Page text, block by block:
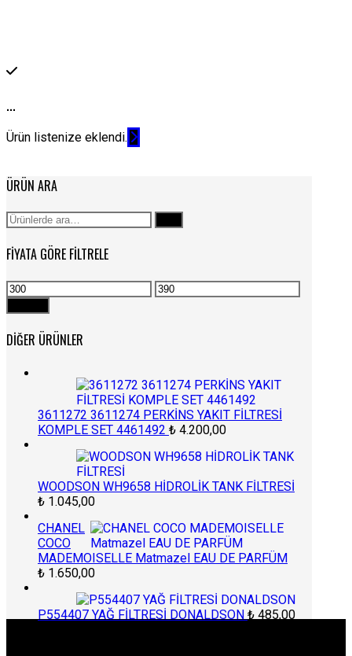
...
Ürün listenize eklendi.
ÜRÜN ARA
Ara:
FIYATA GÖRE FILTRELE
En
düşük
fiyat
En
yüksek
DIĞER ÜRÜNLER
3611272 3611274 PERKİNS YAKIT FİLTRESİ
KOMPLE SET 4461492 ₺ 4.200,00
WOODSON WH9658 HİDROLİK TANK FİLTRESİ
₺ 1.045,00
CHANEL
COCO
MADEMOISELLE Matmazel EAU DE PARFÜM
₺ 1.650,00
P554407 YAĞ FİLTRESİ DONALDSON ₺ 485,00